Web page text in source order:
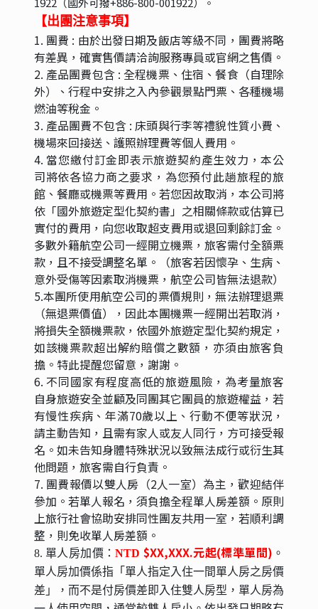
【出團注意事項】
1. 團費 : 由於出發日期及飯店等級不同，團費將略
有差異，確實售價請洽詢服務專員或官網之售價。
2. 產品團費包含 : 全程機票、住宿、餐食（自理除
外）、行程中安排之入內參觀景點門票、各種機場
燃油等稅金。
3. 產品團費不包含 : 床頭與行李等禮貌性質小費、
機場來回接送、護照辦理費等個人費用。
4. 當您繳付訂金即表示旅遊契約產生效力，本公
司將依各協力商之要求，為您預付此趟旅程的旅
館、餐廳或機票等費用。若您因故取消，本公司將
依「國外旅遊定型化契約書」之相關條款或估算已
實付的費用，向您收取超支費用或退回剩餘訂金。
多數外籍航空公司一經開立機票，旅客需付全額票
款，且不接受調整名單。（旅客若因懷孕、生病、
意外受傷等因素取消機票，航空公司皆無法退款）
5.本團所使用航空公司的票價規則，無法辦理退票
（無退票價值），因此本團機票一經開出若取消，
將損失全額機票款，依國外旅遊定型化契約規定，
如該機票款超出解約賠償之數額，亦須由旅客負
擔。特此提醒您留意，謝謝。
6. 不同國家有程度高低的旅遊風險，為考量旅客
自身旅遊安全並顧及同團其它團員的旅遊權益，若
有慢性疾病、年滿70歲以上、行動不便等狀況，
請主動告知，且需有家人或友人同行，方可接受報
名。如未告知身體特殊狀況以致無法成行或衍生其
他問題，旅客需自行負責。
7. 團費報價以雙人房（2人一室）為主，歡迎結伴
參加。若單人報名，須負擔全程單人房差額。原則
上旅行社會協助安排同性團友共用一室，若順利調
整，則免收單人房差額。
8. 單人房加價：NTD $XX,XXX.元起(標準單間) 。
單人房加價係指「單人指定入住一間單人房之房價
差」，而不是付房價差即入住雙人房型，單人房為